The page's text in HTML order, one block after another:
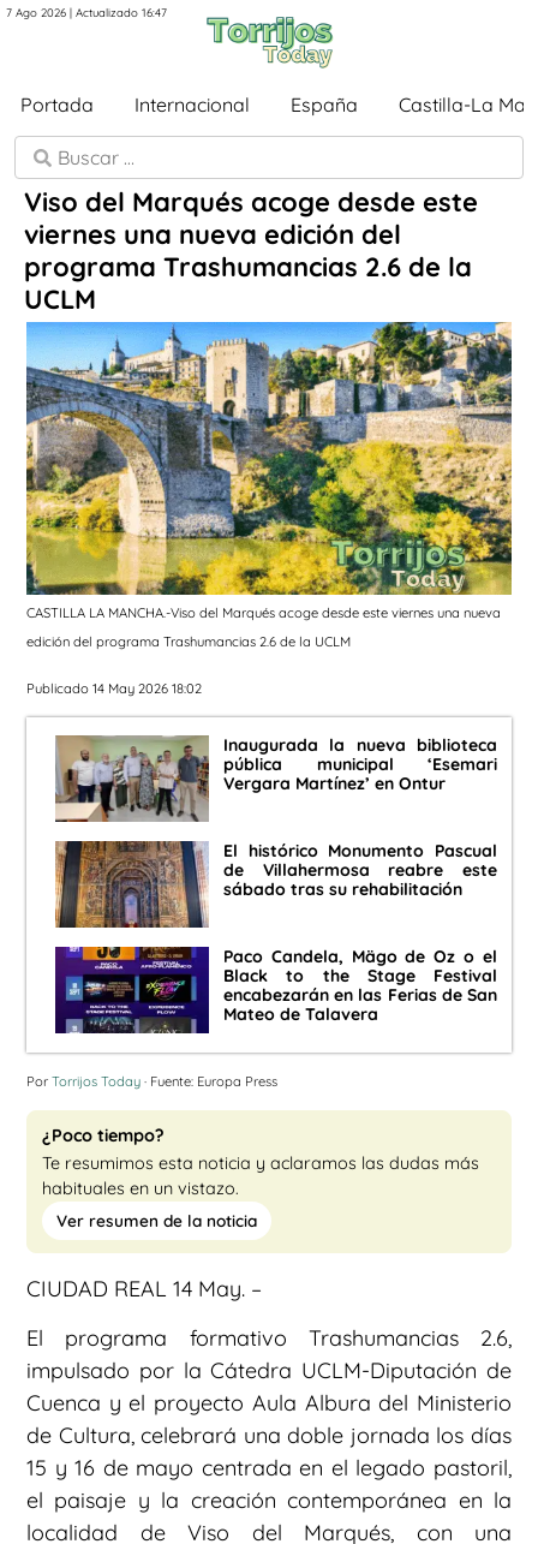
7 Ago 2026 | Actualizado 16:47
Portada Internacional España Castilla-La
Viso del Marqués acoge desde este
viernes una nueva edición del
programa Trashumancias 2.6 de la
UCLM
CASTILLA LA MANCHA.-Viso del Marqués acoge desde este viernes una nueva
edición del programa Trashumancias 2.6 de la UCLM
Publicado 14 May 2026 18:02
Inaugurada la nueva biblioteca
pública municipal ‘Esemari
Vergara Martínez’ en Ontur
El histórico Monumento Pascual
de Villahermosa reabre este
sábado tras su rehabilitación
Paco Candela, Mägo de Oz o el
Black to the Stage Festival
encabezarán en las Ferias de San
Mateo de Talavera
Por Torrijos Today · Fuente: Europa Press
¿Poco tiempo?
Te resumimos esta noticia y aclaramos las dudas más
habituales en un vistazo.
Ver resumen de la noticia
CIUDAD REAL 14 May. –
El programa formativo Trashumancias 2.6,
impulsado por la Cátedra UCLM-Diputación de
Cuenca y el proyecto Aula Albura del Ministerio
de Cultura, celebrará una doble jornada los días
15 y 16 de mayo centrada en el legado pastoril,
el paisaje y la creación contemporánea en la
localidad de Viso del Marqués, con una